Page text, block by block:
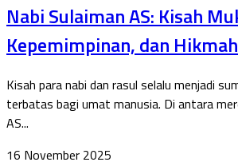
Nabi Sulaiman AS: Kisah
Kepemimpinan, dan
Kisah para nabi dan rasul selalu menjadi
terbatas bagi umat manusia. Di antara
AS...
16 November 2025